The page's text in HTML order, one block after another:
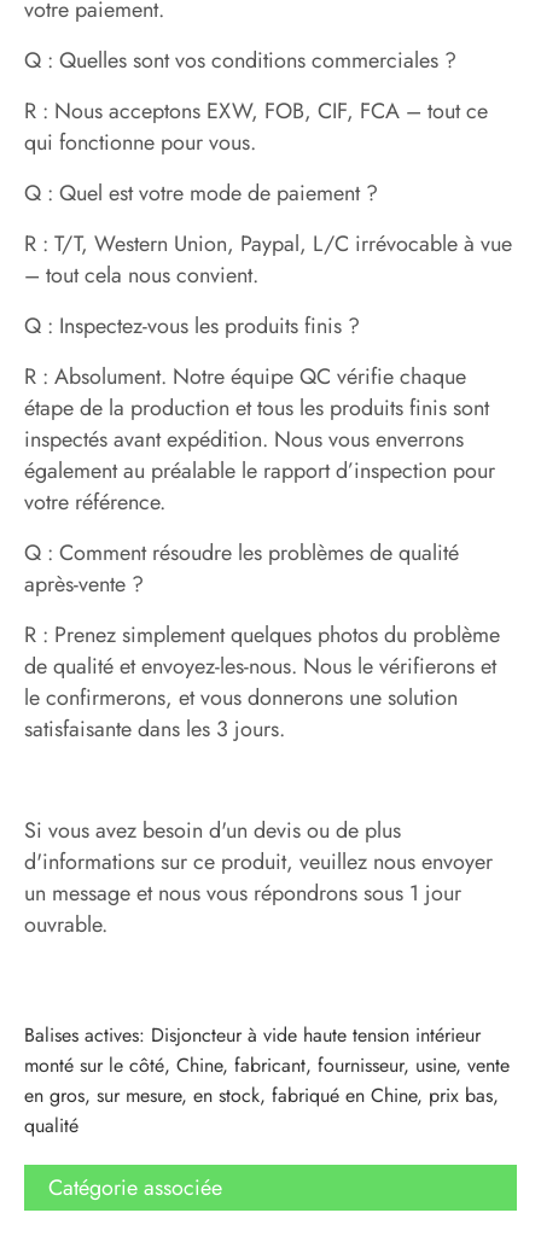
votre paiement.
Q : Quelles sont vos conditions commerciales ?
R : Nous acceptons EXW, FOB, CIF, FCA – tout ce
qui fonctionne pour vous.
Q : Quel est votre mode de paiement ?
R : T/T, Western Union, Paypal, L/C irrévocable à vue
– tout cela nous convient.
Q : Inspectez-vous les produits finis ?
R : Absolument. Notre équipe QC vérifie chaque
étape de la production et tous les produits finis sont
inspectés avant expédition. Nous vous enverrons
également au préalable le rapport d’inspection pour
votre référence.
Q : Comment résoudre les problèmes de qualité
après-vente ?
R : Prenez simplement quelques photos du problème
de qualité et envoyez-les-nous. Nous le vérifierons et
le confirmerons, et vous donnerons une solution
satisfaisante dans les 3 jours.
Si vous avez besoin d'un devis ou de plus
d'informations sur ce produit, veuillez nous envoyer
un message et nous vous répondrons sous 1 jour
ouvrable.
Balises actives: Disjoncteur à vide haute tension intérieur
monté sur le côté, Chine, fabricant, fournisseur, usine, vente
en gros, sur mesure, en stock, fabriqué en Chine, prix bas,
qualité
Catégorie associée